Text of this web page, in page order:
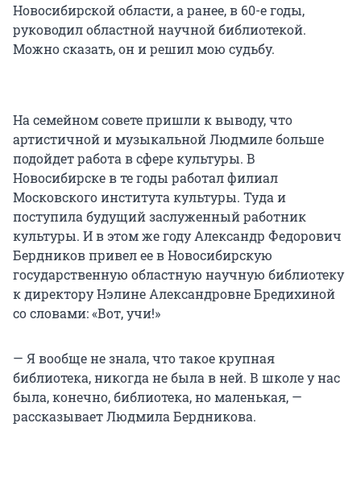
Новосибирской области, а ранее, в 60-е годы,
руководил областной научной библиотекой.
Можно сказать, он и решил мою судьбу.
На семейном совете пришли к выводу, что
артистичной и музыкальной Людмиле больше
подойдет работа в сфере культуры. В
Новосибирске в те годы работал филиал
Московского института культуры. Туда и
поступила будущий заслуженный работник
культуры. И в этом же году Александр Федорович
Бердников привел ее в Новосибирскую
государственную областную научную библиотеку
к директору Нэлине Александровне Бредихиной
со словами: «Вот, учи!»
— Я вообще не знала, что такое крупная
библиотека, никогда не была в ней. В школе у нас
была, конечно, библиотека, но маленькая, —
рассказывает Людмила Бердникова.